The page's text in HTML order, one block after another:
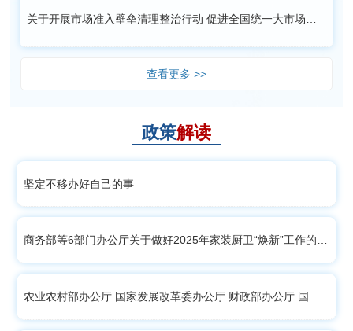
查看更多 >>
政策解读
坚定不移办好自己的事
商务部等6部门办公厅关于做好2025年家装厨卫“焕新”工作的通知